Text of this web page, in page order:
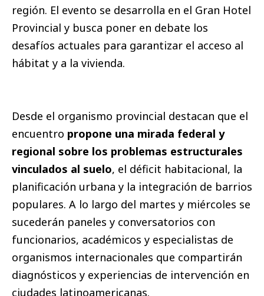
región. El evento se desarrolla en el Gran Hotel
Provincial y busca poner en debate los
desafíos actuales para garantizar el acceso al
hábitat y a la vivienda.
Desde el organismo provincial destacan que el
encuentro propone una mirada federal y
regional sobre los problemas estructurales
vinculados al suelo, el déficit habitacional, la
planificación urbana y la integración de barrios
populares. A lo largo del martes y miércoles se
sucederán paneles y conversatorios con
funcionarios, académicos y especialistas de
organismos internacionales que compartirán
diagnósticos y experiencias de intervención en
ciudades latinoamericanas.